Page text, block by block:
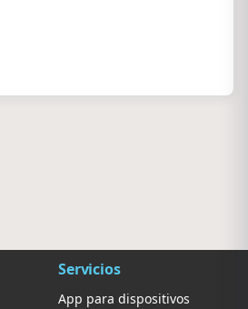
Servicios
App para dispositivos